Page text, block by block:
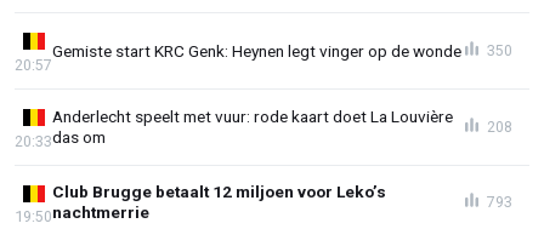
Gemiste start KRC Genk: Heynen legt vinger op de wonde
20:57
350
Anderlecht speelt met vuur: rode kaart doet La Louvière
das om
20:33
208
Club Brugge betaalt 12 miljoen voor Leko’s
nachtmerrie
19:50
793